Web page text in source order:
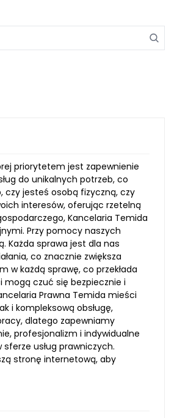
priorytetem jest zapewnienie
do unikalnych potrzeb, co
czy jesteś osobą fizyczną, czy
interesów, oferując rzetelną
Kancelaria Temida
Przy pomocy naszych
Każda sprawa jest dla nas
co znacznie zwiększa
w każdą sprawę, co przekłada
mogą czuć się bezpiecznie i
Prawna Temida mieści
i kompleksową obsługę,
dlatego zapewniamy
profesjonalizm i indywidualne
usług prawniczych.
stronę internetową, aby